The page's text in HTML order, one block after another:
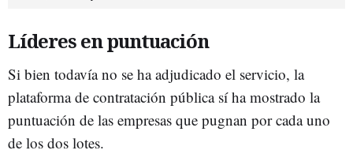
Líderes en puntuación
Si bien todavía no se ha adjudicado el servicio, la
plataforma de contratación pública sí ha mostrado la
puntuación de las empresas que pugnan por cada uno
de los dos lotes.